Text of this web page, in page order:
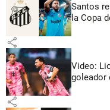
Santos
la Copa
share
Video:
goleador
share